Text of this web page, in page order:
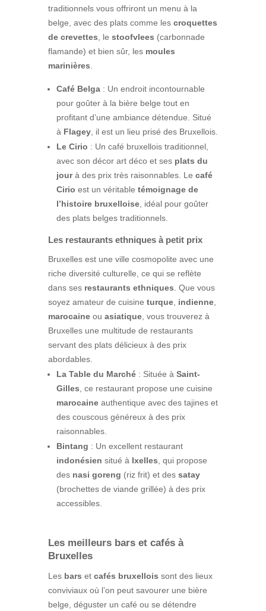
traditionnels vous offriront un menu à la
belge, avec des plats comme les croquettes
de crevettes , le stoofvlees (carbonnade
flamande) et bien sûr, les moules
marinières
Café Belga: Un endroit incontournable
pour goûter à la bière belge tout en
profitant d’une ambiance détendue. Situé
à Flagey, il est un lieu prisé des Bruxellois.
Le Cirio : Un café bruxellois traditionnel,
avec son décor art déco et ses plats du
jourà des prix très raisonnables. Le café
Cirio est un véritable témoignage de
l’histoire bruxelloise, idéal pour goûter
des plats belges traditionnels.
Les restaurants ethniques à petit prix
Bruxelles est une ville cosmopolite avec une
riche diversité culturelle, ce qui se reflète
dans ses restaurants ethniques . Que vous
soyez amateur de cuisine turque, indienne,
marocaineou asiatique, vous trouverez à
Bruxelles une multitude de restaurants
servant des plats délicieux à des prix
abordables.
La Table du Marché: Située à Saint-
Gilles , ce restaurant propose une cuisine
marocaineauthentique avec des tajines et
des couscous généreux à des prix
raisonnables.
Bintang : Un excellent restaurant
indonésien situé à Ixelles , qui propose
des nasi goreng (riz frit) et des satay
(brochettes de viande grillée) à des prix
accessibles.
Les meilleurs bars et cafés à
Bruxelles
Les bars et cafés bruxellois sont des lieux
conviviaux où l’on peut savourer une bière
belge, déguster un café ou se détendre